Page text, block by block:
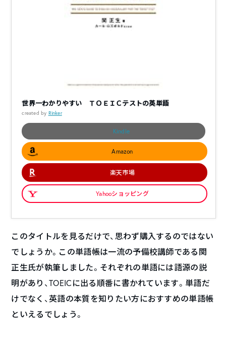
世界一わかりやすい ＴＯＥＩＣテストの英単語
created by Rinker
Kindle
Amazon
楽天市場
Yahooショッピング
このタイトルを見るだけで、思わず購入するのではない
でしょうか。この単語帳は一流の予備校講師である関
正生氏が執筆しました。それぞれの単語には語源の説
明があり、TOEICに出る順番に書かれています。単語だ
けでなく、英語の本質を知りたい方におすすめの単語帳
といえるでしょう。